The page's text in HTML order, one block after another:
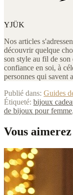
YJÜK
Nos articles
découvrir quelque
son style au fil de
confiance en soi, à
personnes qui savent
Publié dans: Guides
Étiqueté: bijoux
de bijoux pour femme,
Vous